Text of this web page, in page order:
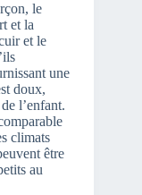
le
et la
et le
une
doux,
l’enfant.
climats
être
au